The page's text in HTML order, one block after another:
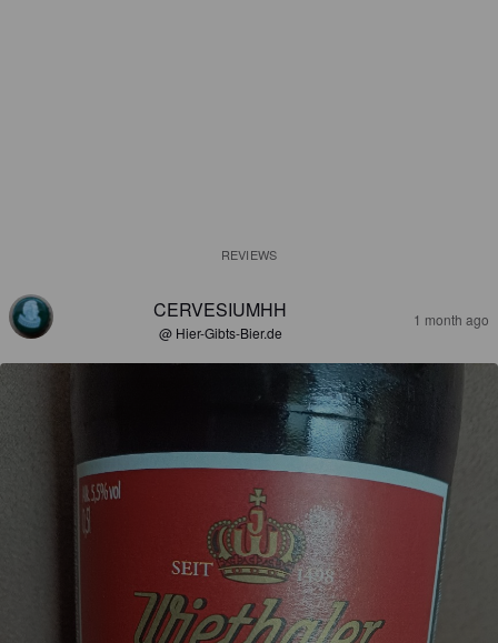
REVIEWS
CERVESIUMHH
@ Hier-Gibts-Bier.de
1 month ago